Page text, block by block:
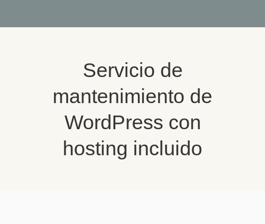
Servicio de
mantenimiento de
WordPress con
hosting incluido